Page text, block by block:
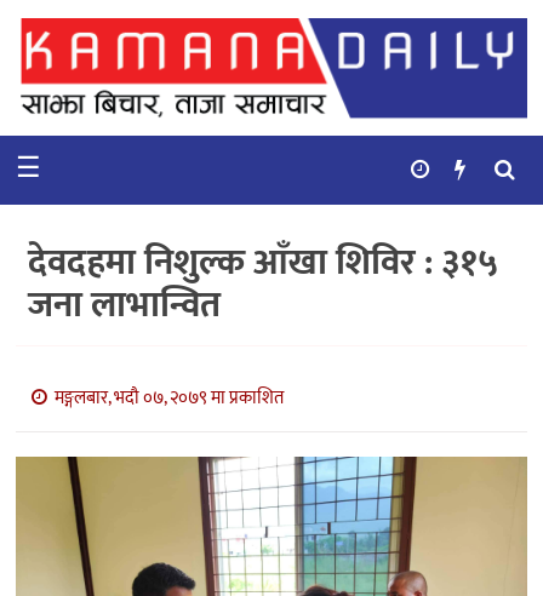
गृहपृष्ठ
समाचार
कुटनिती
कुराकानी
बाणिज्य
भिडियो
सिफारिस
☰
देवदहमा निशुल्क आँखा शिविर : ३१५
जना लाभान्वित
मङ्गलबार, भदौ ०७, २०७९ मा प्रकाशित